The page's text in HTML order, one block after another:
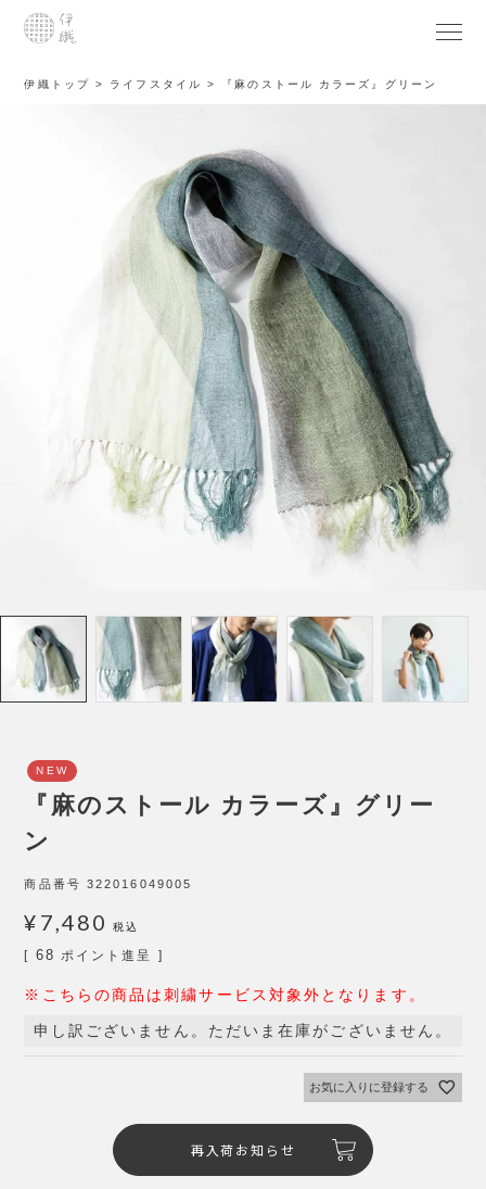
伊織トップ ライフスタイル 『麻のストール カラーズ』グリーン
NEW
『麻のストール カラーズ』グリー
ン
商品番号 322016049005
¥ 7,480 税込
[ 68 ポイント進呈 ]
※こちらの商品は刺繍サービス対象外となります。
申し訳ございません。ただいま在庫がございません。
お気に入りに登録する
再入荷お知らせ